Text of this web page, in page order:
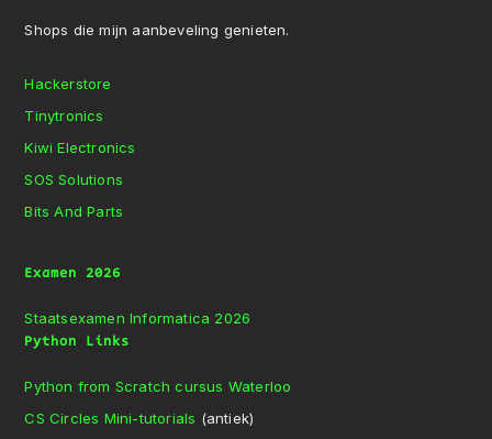
Shops die mijn aanbeveling genieten.
Hackerstore
Tinytronics
Kiwi Electronics
SOS Solutions
Bits And Parts
Examen 2026
Staatsexamen Informatica 2026
Python Links
Python from Scratch cursus Waterloo
CS Circles Mini-tutorials (antiek)